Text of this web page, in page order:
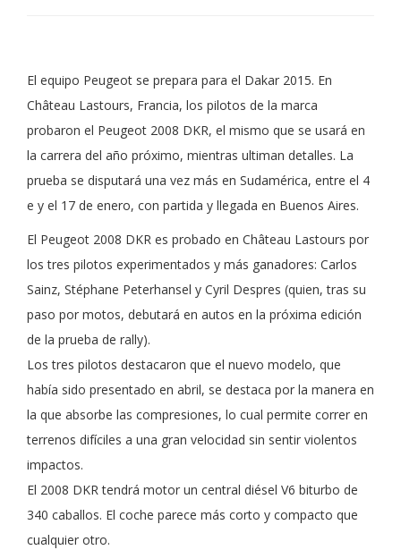
El equipo Peugeot se prepara para el Dakar 2015. En
Château Lastours, Francia, los pilotos de la marca
probaron el Peugeot 2008 DKR, el mismo que se usará en
la carrera del año próximo, mientras ultiman detalles. La
prueba se disputará una vez más en Sudamérica, entre el 4
e y el 17 de enero, con partida y llegada en Buenos Aires.
El Peugeot 2008 DKR es probado en Château Lastours por
los tres pilotos experimentados y más ganadores: Carlos
Sainz, Stéphane Peterhansel y Cyril Despres (quien, tras su
paso por motos, debutará en autos en la próxima edición
de la prueba de rally).
Los tres pilotos destacaron que el nuevo modelo, que
había sido presentado en abril, se destaca por la manera en
la que absorbe las compresiones, lo cual permite correr en
terrenos difíciles a una gran velocidad sin sentir violentos
impactos.
El 2008 DKR tendrá motor un central diésel V6 biturbo de
340 caballos. El coche parece más corto y compacto que
cualquier otro.